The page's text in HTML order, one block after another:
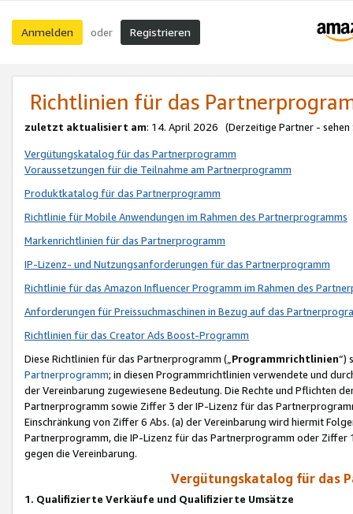
Anmelden oder Registrieren
Richtlinien für das
zuletzt aktualisiert am: 14. April 2026 (Derzeitige Partner - sehen
Vergütungskatalog für das Partnerprogramm
Voraussetzungen für die Teilnahme am Partnerprogramm
Produktkatalog für das Partnerprogramm
Richtlinie für Mobile Anwendungen im Rahmen des Partnerprogramms
Markenrichtlinien für das Partnerprogramm
IP-Lizenz- und Nutzungsanforderungen für das Partnerprogramm
Richtlinie für das Amazon Influencer Programm im Rahmen des
Anforderungen für Preissuchmaschinen in Bezug auf das
Richtlinien für das Creator Ads Boost-Programm
Diese Richtlinien für das Partnerprogramm („Programmrichtlinien“)
Partnerprogramm; in diesen Programmrichtlinien verwendete und
der Vereinbarung zugewiesene Bedeutung. Die Rechte und Pflichten
Partnerprogramm sowie Ziffer 3 der IP-Lizenz für das
Einschränkung von Ziffer 6 Abs. (a) der Vereinbarung wird hiermit
Partnerprogramm, die IP-Lizenz für das Partnerprogramm oder
gegen die Vereinbarung.
Vergütungskatalog für das
1. Qualifizierte Verkäufe und Qualifizierte Umsätze